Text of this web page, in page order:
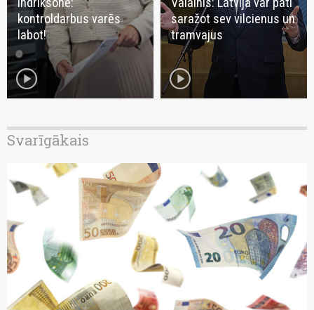
kontroldarbus varēs
labot!
play_circle
saražot sev vilcienus un
tramvajus
play_circle
Svarīgākais